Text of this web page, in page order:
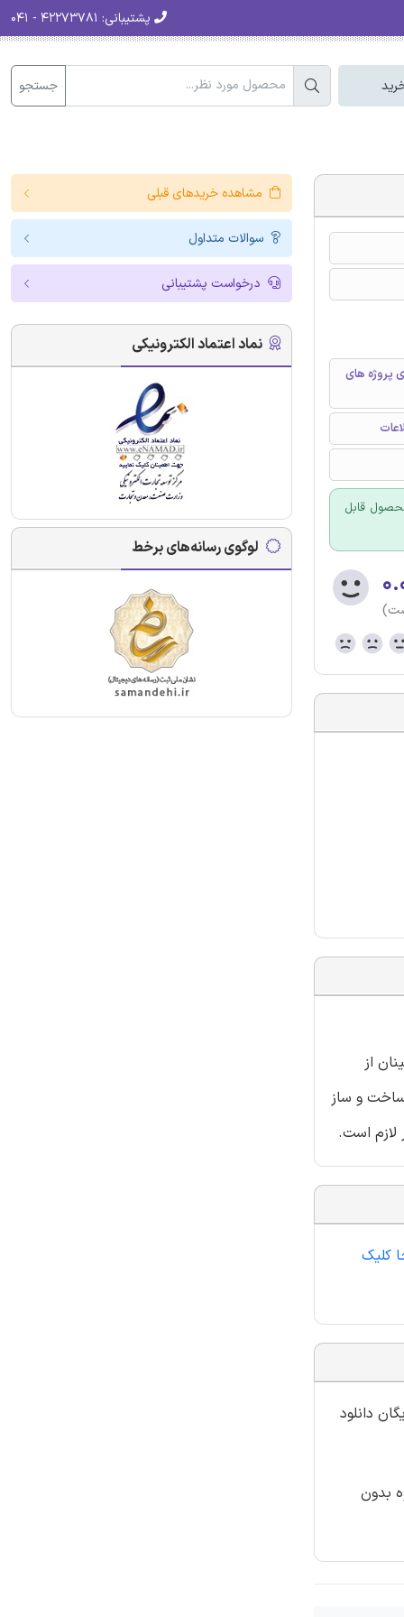
پشتیبانی:
جستجو
پروژه های
قابل
از
و ساز
لازم است.
کلیک
دانلود
بدون
مشاهده خریدهای قبلی
سوالات متداول
درخواست پشتیبانی
نماد اعتماد الکترونیکی
لوگوی رسانه‌های برخط